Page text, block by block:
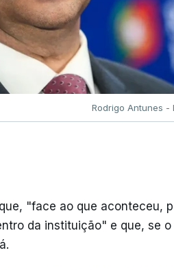
Rodrigo Antunes -
"face ao que aconteceu,
da instituição" e que, se